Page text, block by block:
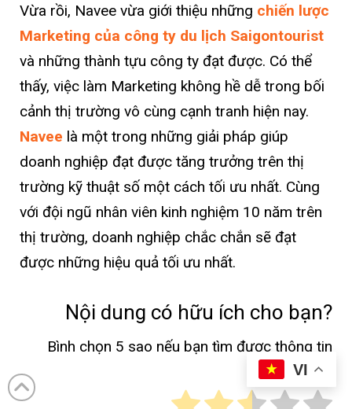
Vừa rồi, Navee vừa giới thiệu những chiến lược
Marketing của công ty du lịch Saigontourist
và những thành tựu công ty đạt được. Có thể
thấy, việc làm Marketing không hề dễ trong bối
cảnh thị trường vô cùng cạnh tranh hiện nay.
Navee là một trong những giải pháp giúp
doanh nghiệp đạt được tăng trưởng trên thị
trường kỹ thuật số một cách tối ưu nhất. Cùng
với đội ngũ nhân viên kinh nghiệm 10 năm trên
thị trường, doanh nghiệp chắc chắn sẽ đạt
được những hiệu quả tối ưu nhất.
Nội dung có hữu ích cho bạn?
Bình chọn 5 sao nếu bạn tìm được thông tin
hữu ích!
VI